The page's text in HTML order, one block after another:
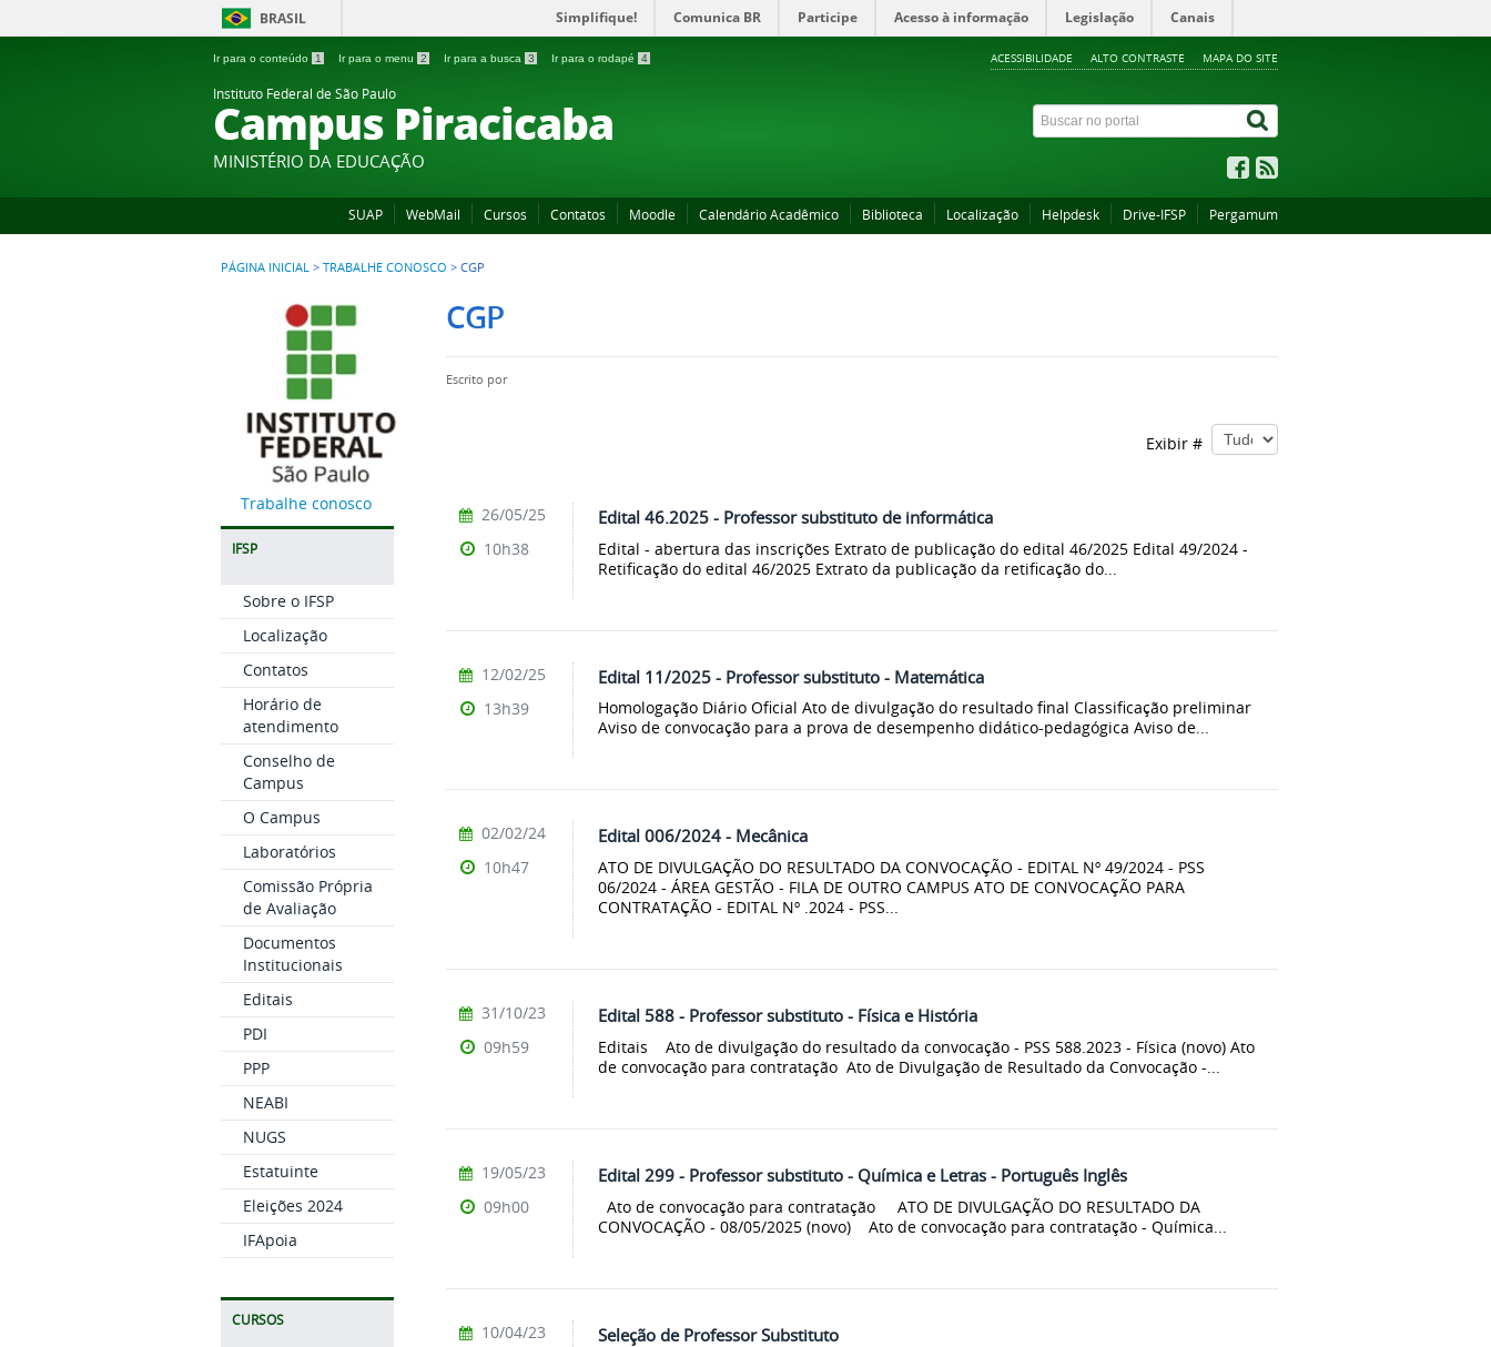
BRASIL Simplifique! Comunica BR Participe Acesso à informação Legislação Canais
Ir para o conteúdo 1 Ir para o menu 2 Ir para a busca 3 Ir para o rodapé 4 ACESSIBILIDADE ALTO CONTRASTE MAPA DO SITE
Instituto Federal de São Paulo
Campus Piracicaba
MINISTÉRIO DA EDUCAÇÃO
SUAP WebMail Cursos Contatos Moodle Calendário Acadêmico Biblioteca Localização Helpdesk Drive-IFSP Pergamum
PÁGINA INICIAL > TRABALHE CONOSCO > CGP
Trabalhe conosco
IFSP
Sobre o IFSP
Localização
Contatos
Horário de
atendimento
Conselho de
Campus
O Campus
Laboratórios
Comissão Própria
de Avaliação
Documentos
Institucionais
Editais
PDI
PPP
NEABI
NUGS
Estatuinte
Eleições 2024
IFApoia
CURSOS
CGP
Escrito por
Exibir #
Edital 46.2025 - Professor substituto de informática
Edital - abertura das inscrições Extrato de publicação do edital 46/2025 Edital 49/2024 -
Retificação do edital 46/2025 Extrato da publicação da retificação do...
26/05/25
10h38
Edital 11/2025 - Professor substituto - Matemática
Homologação Diário Oficial Ato de divulgação do resultado final Classificação preliminar
Aviso de convocação para a prova de desempenho didático-pedagógica Aviso de...
12/02/25
13h39
Edital 006/2024 - Mecânica
ATO DE DIVULGAÇÃO DO RESULTADO DA CONVOCAÇÃO - EDITAL Nº 49/2024 - PSS
06/2024 - ÁREA GESTÃO - FILA DE OUTRO CAMPUS ATO DE CONVOCAÇÃO PARA
CONTRATAÇÃO - EDITAL Nº .2024 - PSS...
02/02/24
10h47
Edital 588 - Professor substituto - Física e História
Editais Ato de divulgação do resultado da convocação - PSS 588.2023 - Física (novo) Ato
de convocação para contratação Ato de Divulgação de Resultado da Convocação -...
31/10/23
09h59
Edital 299 - Professor substituto - Química e Letras - Português Inglês
Ato de convocação para contratação ATO DE DIVULGAÇÃO DO RESULTADO DA
CONVOCAÇÃO - 08/05/2025 (novo) Ato de convocação para contratação - Química...
19/05/23
09h00
Seleção de Professor Substituto
10/04/23